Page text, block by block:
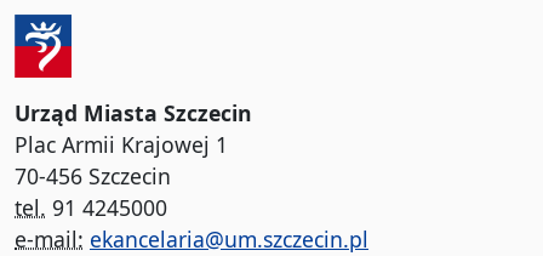
Urząd Miasta Szczecin
Plac Armii Krajowej 1
70-456 Szczecin
tel. 91 4245000
e-mail: ekancelaria@um.szczecin.pl